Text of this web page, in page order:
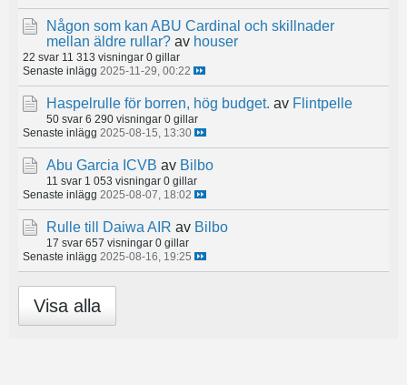
Någon som kan ABU Cardinal och skillnader
mellan äldre rullar? av houser
22 svar 11 313 visningar 0 gillar
Senaste inlägg 2025-11-29, 00:22
Haspelrulle för borren, hög budget. av Flintpelle
50 svar 6 290 visningar 0 gillar
Senaste inlägg 2025-08-15, 13:30
Abu Garcia ICVB av Bilbo
11 svar 1 053 visningar 0 gillar
Senaste inlägg 2025-08-07, 18:02
Rulle till Daiwa AIR av Bilbo
17 svar 657 visningar 0 gillar
Senaste inlägg 2025-08-16, 19:25
Visa alla